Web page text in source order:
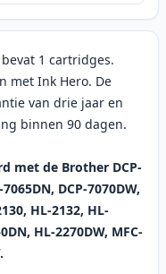
1 cartridges.
met Ink Hero. De
van drie jaar en
binnen 90 dagen.
met de Brother DCP-
DCP-7070DW,
HL-2132, HL-
HL-2270DW, MFC-